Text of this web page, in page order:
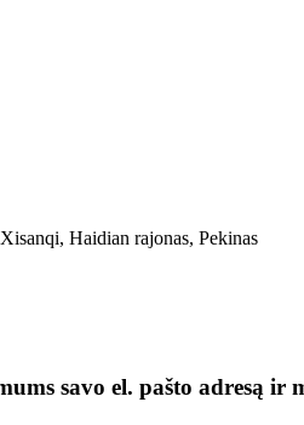
Haidian rajonas, Pekinas
savo el. pašto adresą ir